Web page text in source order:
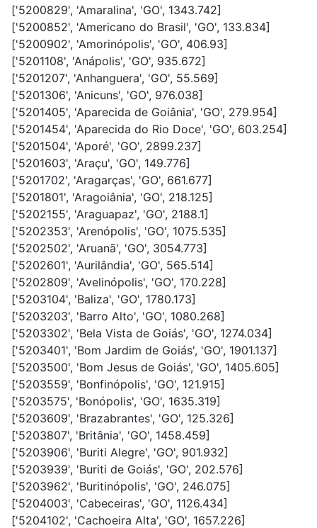
['5200829', 'Amaralina', 'GO', 1343.742]
['5200852', 'Americano do Brasil', 'GO', 133.834]
['5200902', 'Amorinópolis', 'GO', 406.93]
['5201108', 'Anápolis', 'GO', 935.672]
['5201207', 'Anhanguera', 'GO', 55.569]
['5201306', 'Anicuns', 'GO', 976.038]
['5201405', 'Aparecida de Goiânia', 'GO', 279.954]
['5201454', 'Aparecida do Rio Doce', 'GO', 603.254]
['5201504', 'Aporé', 'GO', 2899.237]
['5201603', 'Araçu', 'GO', 149.776]
['5201702', 'Aragarças', 'GO', 661.677]
['5201801', 'Aragoiânia', 'GO', 218.125]
['5202155', 'Araguapaz', 'GO', 2188.1]
['5202353', 'Arenópolis', 'GO', 1075.535]
['5202502', 'Aruanã', 'GO', 3054.773]
['5202601', 'Aurilândia', 'GO', 565.514]
['5202809', 'Avelinópolis', 'GO', 170.228]
['5203104', 'Baliza', 'GO', 1780.173]
['5203203', 'Barro Alto', 'GO', 1080.268]
['5203302', 'Bela Vista de Goiás', 'GO', 1274.034]
['5203401', 'Bom Jardim de Goiás', 'GO', 1901.137]
['5203500', 'Bom Jesus de Goiás', 'GO', 1405.605]
['5203559', 'Bonfinópolis', 'GO', 121.915]
['5203575', 'Bonópolis', 'GO', 1635.319]
['5203609', 'Brazabrantes', 'GO', 125.326]
['5203807', 'Britânia', 'GO', 1458.459]
['5203906', 'Buriti Alegre', 'GO', 901.932]
['5203939', 'Buriti de Goiás', 'GO', 202.576]
['5203962', 'Buritinópolis', 'GO', 246.075]
['5204003', 'Cabeceiras', 'GO', 1126.434]
['5204102', 'Cachoeira Alta', 'GO', 1657.226]